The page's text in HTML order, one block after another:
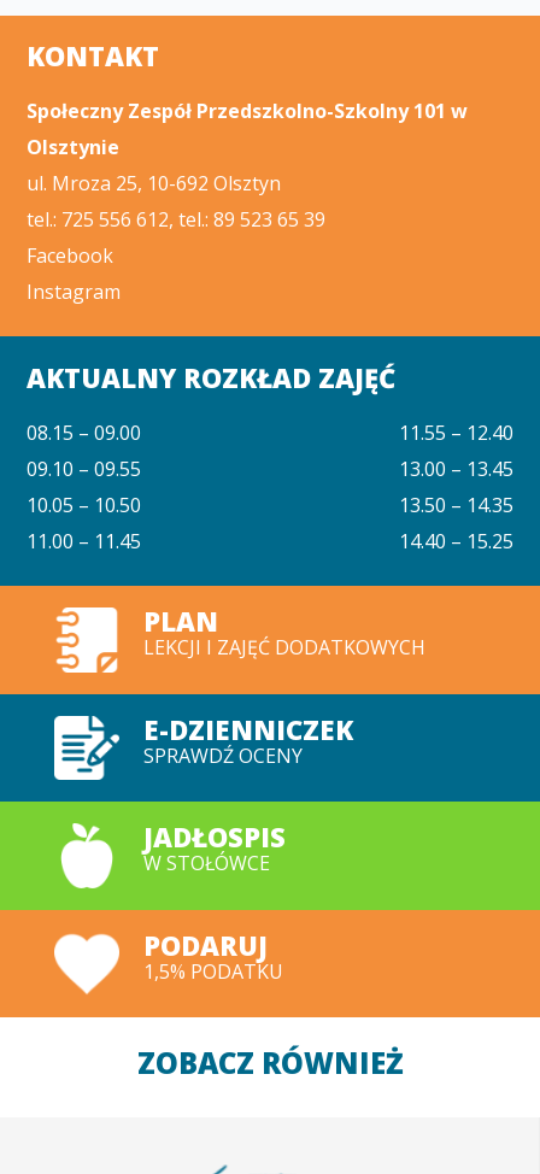
KONTAKT
Społeczny Zespół Przedszkolno-Szkolny 101 w
Olsztynie
ul. Mroza 25, 10-692 Olsztyn
tel.: 725 556 612, tel.: 89 523 65 39
Facebook
Instagram
AKTUALNY ROZKŁAD ZAJĘĆ
08.15 – 09.00
09.10 – 09.55
10.05 – 10.50
11.00 – 11.45
11.55 – 12.40
13.00 – 13.45
13.50 – 14.35
14.40 – 15.25
PLAN
LEKCJI I ZAJĘĆ DODATKOWYCH
E-DZIENNICZEK
SPRAWDŹ OCENY
JADŁOSPIS
W STOŁÓWCE
PODARUJ
1,5% PODATKU
ZOBACZ RÓWNIEŻ